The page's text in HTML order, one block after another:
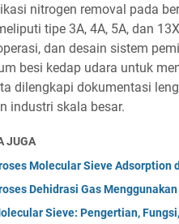
nitrogen removal pada
tipe 3A, 4A, 5A, dan
dan desain sistem
besi kedap udara untuk
dilengkapi dokumentasi
industri skala besar.
JUGA
Molecular Sieve Adsorption
Dehidrasi Gas
Sieve: Pengertian,